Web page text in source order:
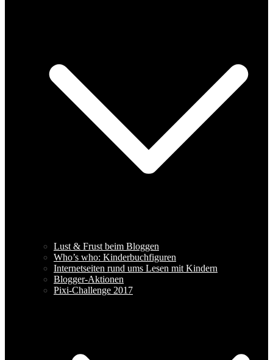
Lust & Frust beim Bloggen
Who’s who: Kinderbuchfiguren
Internetseiten rund ums Lesen mit Kindern
Blogger-Aktionen
Pixi-Challenge 2017